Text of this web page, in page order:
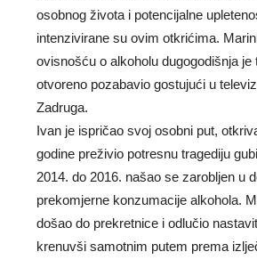
osobnog života i potencijalne
intenzivirane su ovim otkrićima.
ovisnošću o alkoholu dugogodišnja je
otvoreno pozabavio gostujući u
Zadruga.
Ivan je ispričao svoj osobni put,
godine preživio potresnu tragediju
2014. do 2016. našao se zarobljen u
prekomjerne konzumacije alkohola.
došao do prekretnice i odlučio
krenuvši samotnim putem prema